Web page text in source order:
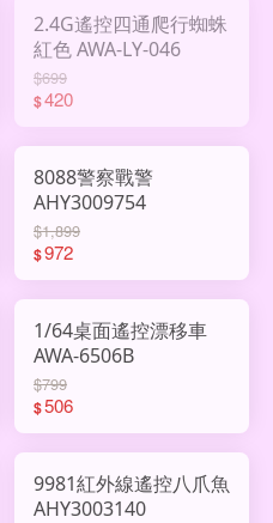
2.4G遙控四通爬行蜘蛛
紅色 AWA-LY-046
$699
$420
8088警察戰警
AHY3009754
$1,899
$972
1/64桌面遙控漂移車
AWA-6506B
$799
$506
9981紅外線遙控八爪魚
AHY3003140